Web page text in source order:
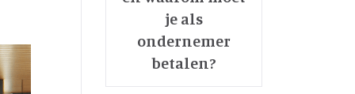
je als
ondernemer
betalen?